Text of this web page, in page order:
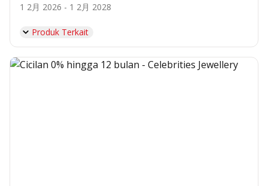
1 2月 2026 - 1 2月 2028
Produk Terkait